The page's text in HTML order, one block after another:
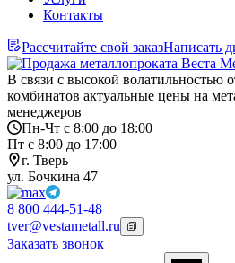
Контакты
Рассчитайте свой заказНаписать
В связи с высокой волатильностью
комбинатов актуальные цены на
менеджеров
Пн-Чт с 8:00 до 18:00
Пт с 8:00 до 17:00
г. Тверь
ул. Бочкина 47
8 800 444-51-48
tver@vestametall.ru
Заказать звонок